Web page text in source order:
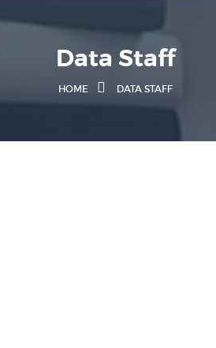
Data Staff
HOME DATA STAFF